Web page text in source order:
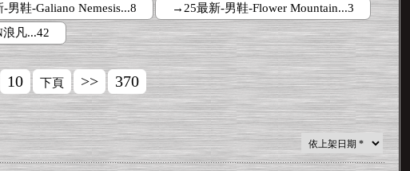
男鞋-Galiano Nemesis...8
→25最新-男鞋-Flower Mountain...3
凡...42
10 下頁 >> 370